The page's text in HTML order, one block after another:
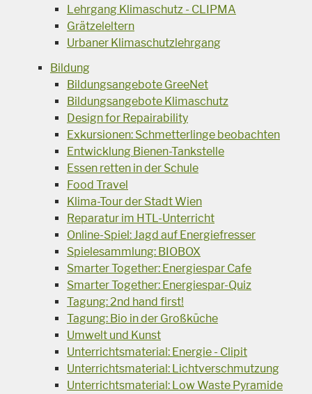
Lehrgang Klimaschutz - CLIPMA
Grätzeleltern
Urbaner Klimaschutzlehrgang
Bildung
Bildungsangebote GreeNet
Bildungsangebote Klimaschutz
Design for Repairability
Exkursionen: Schmetterlinge beobachten
Entwicklung Bienen-Tankstelle
Essen retten in der Schule
Food Travel
Klima-Tour der Stadt Wien
Reparatur im HTL-Unterricht
Online-Spiel: Jagd auf Energiefresser
Spielesammlung: BIOBOX
Smarter Together: Energiespar Cafe
Smarter Together: Energiespar-Quiz
Tagung: 2nd hand first!
Tagung: Bio in der Großküche
Umwelt und Kunst
Unterrichtsmaterial: Energie - Clipit
Unterrichtsmaterial: Lichtverschmutzung
Unterrichtsmaterial: Low Waste Pyramide